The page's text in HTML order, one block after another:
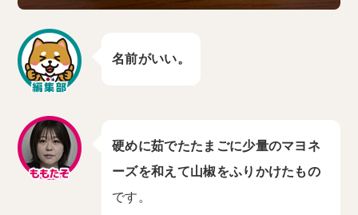
名前がいい。
硬めに茹でたたまごに少量のマヨネ
ーズを和えて山椒をふりかけたもの
です。